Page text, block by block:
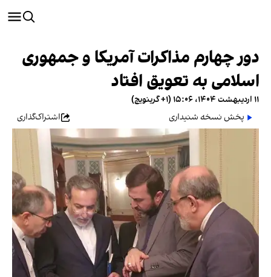
دور چهارم مذاکرات آمریکا و جمهوری
اسلامی به تعویق افتاد
۱۱ اردیبهشت ۱۴۰۴، ۱۵:۰۶ (‎+۱ گرینویچ)
پخش نسخه شنیداری
اشتراک‌گذاری